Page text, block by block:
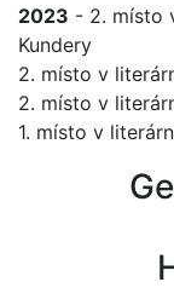
2023 - 2. místo
Kundery
2. místo v
2. místo v
1. místo v